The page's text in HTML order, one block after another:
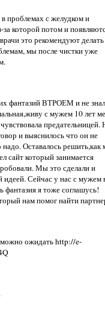
проблемах с желудком и
которой потом и
это рекомендуют делать
мы после чистки уже
фантазий ВТРОЕМ и не
с мужем 10 лет
предательницей.
и выяснилось что он не
Оставалось решить,как
сайт который занимается
Мы это сделали и
идеей. Сейчас у нас с мужем
фантазия я тоже соглашусь!
нам помог найти
можно ожидать http://e-